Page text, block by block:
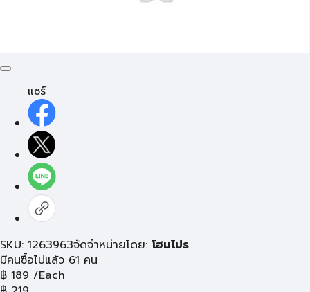
แชร์
SKU: 1263963จัดจำหน่ายโดย: โฮมโปร
มีคนซื้อไปแล้ว 61 คน
฿ 189 /Each